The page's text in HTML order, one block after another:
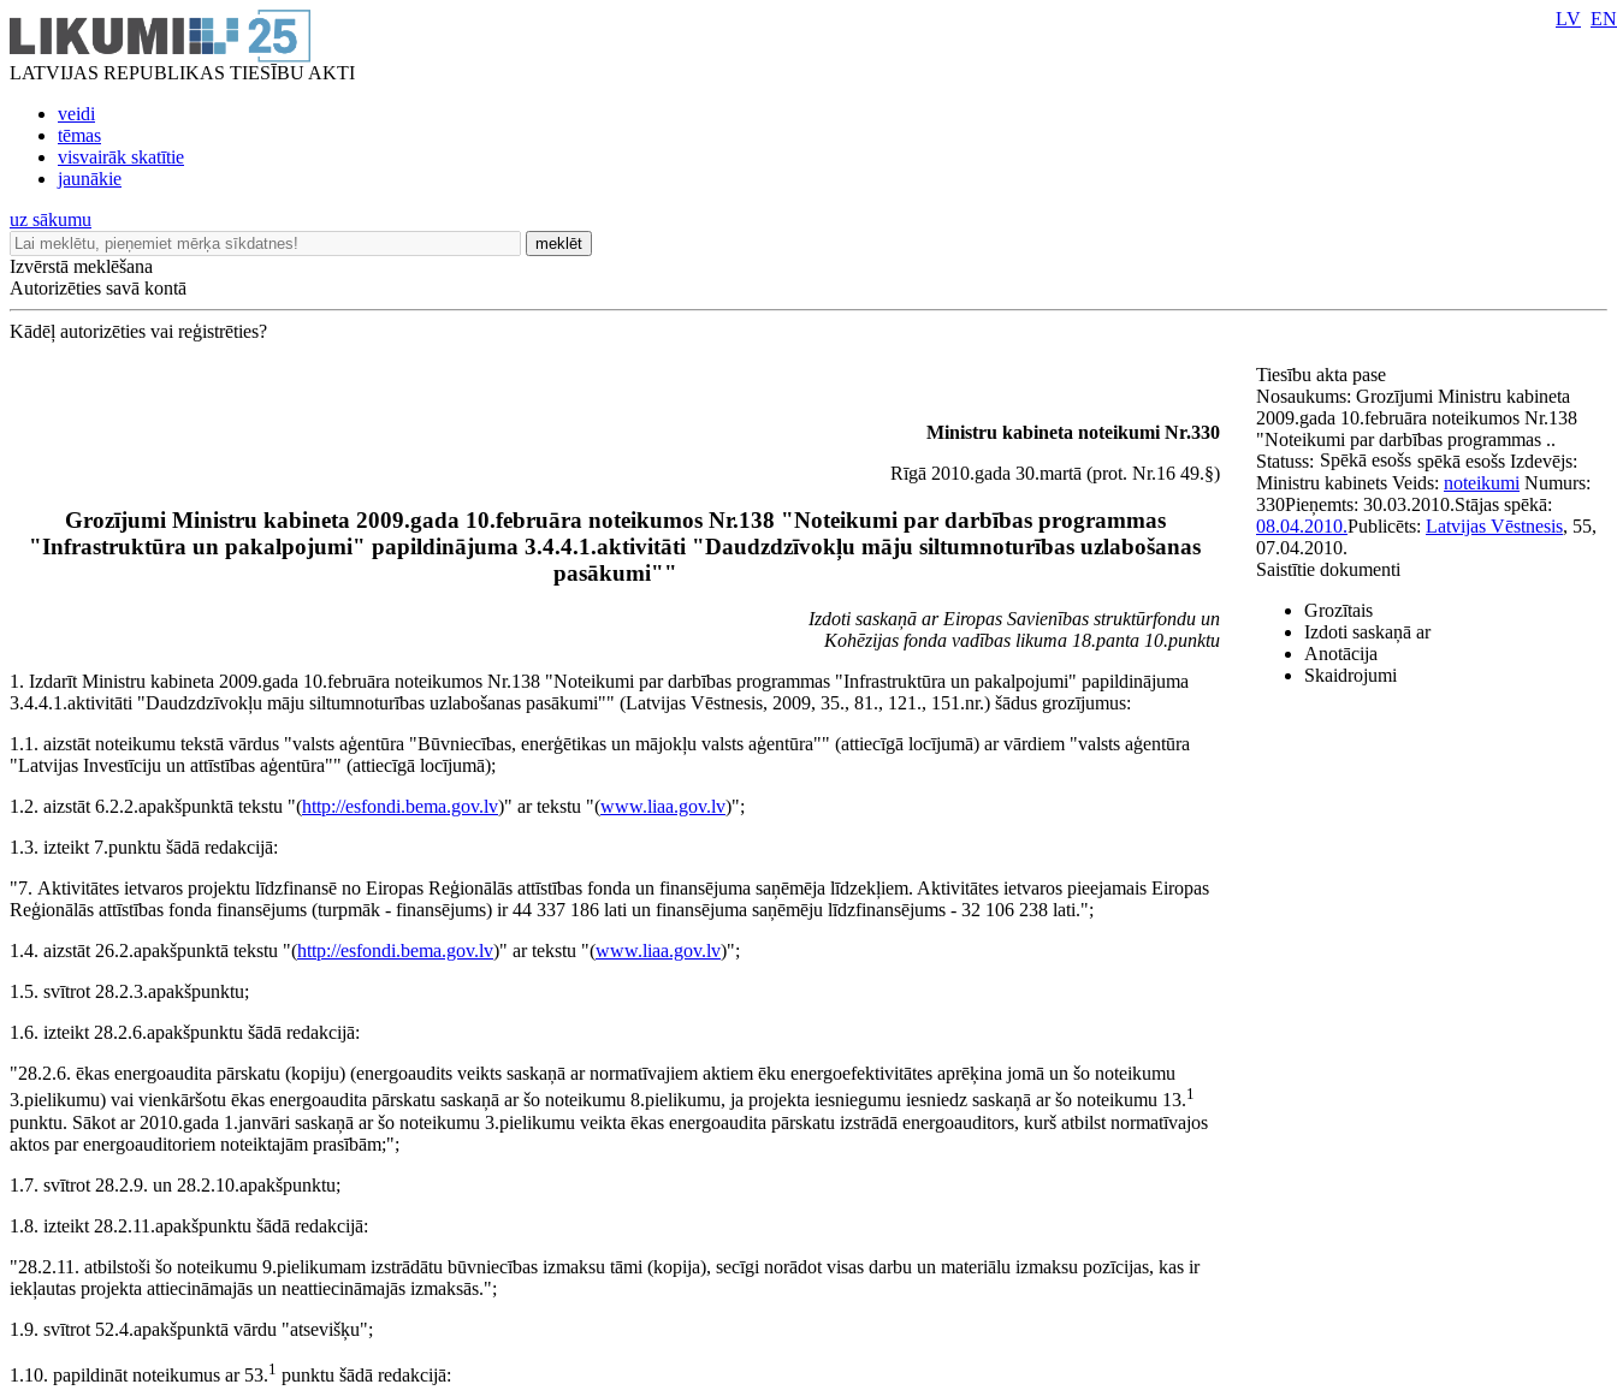
LATVIJAS REPUBLIKAS TIESĪBU AKTI
veidi
tēmas
visvairāk skatītie
jaunākie
LV EN
uz sākumu
meklēt
Izvērstā meklēšana
Autorizēties savā kontā
Kādēļ autorizēties vai reģistrēties?
Ministru kabineta noteikumi Nr.330
Rīgā 2010.gada 30.martā (prot. Nr.16 49.§)
Grozījumi Ministru kabineta 2009.gada 10.februāra noteikumos Nr.138 "Noteikumi par darbības programmas
"Infrastruktūra un pakalpojumi" papildinājuma 3.4.4.1.aktivitāti "Daudzdzīvokļu māju siltumnoturības uzlabošanas
pasākumi""
Izdoti saskaņā ar Eiropas Savienības struktūrfondu un
Kohēzijas fonda vadības likuma 18.panta 10.punktu
1. Izdarīt Ministru kabineta 2009.gada 10.februāra noteikumos Nr.138 "Noteikumi par darbības programmas "Infrastruktūra un pakalpojumi" papildinājuma
3.4.4.1.aktivitāti "Daudzdzīvokļu māju siltumnoturības uzlabošanas pasākumi"" (Latvijas Vēstnesis, 2009, 35., 81., 121., 151.nr.) šādus grozījumus:
1.1. aizstāt noteikumu tekstā vārdus "valsts aģentūra "Būvniecības, enerģētikas un mājokļu valsts aģentūra"" (attiecīgā locījumā) ar vārdiem "valsts aģentūra
"Latvijas Investīciju un attīstības aģentūra"" (attiecīgā locījumā);
1.2. aizstāt 6.2.2.apakšpunktā tekstu "(http://esfondi.bema.gov.lv)" ar tekstu "(www.liaa.gov.lv)";
1.3. izteikt 7.punktu šādā redakcijā:
"7. Aktivitātes ietvaros projektu līdzfinansē no Eiropas Reģionālās attīstības fonda un finansējuma saņēmēja līdzekļiem. Aktivitātes ietvaros pieejamais Eiropas
Reģionālās attīstības fonda finansējums (turpmāk - finansējums) ir 44 337 186 lati un finansējuma saņēmēju līdzfinansējums - 32 106 238 lati.";
1.4. aizstāt 26.2.apakšpunktā tekstu "(http://esfondi.bema.gov.lv)" ar tekstu "(www.liaa.gov.lv)";
1.5. svītrot 28.2.3.apakšpunktu;
1.6. izteikt 28.2.6.apakšpunktu šādā redakcijā:
"28.2.6. ēkas energoaudita pārskatu (kopiju) (energoaudits veikts saskaņā ar normatīvajiem aktiem ēku energoefektivitātes aprēķina jomā un šo noteikumu
3.pielikumu) vai vienkāršotu ēkas energoaudita pārskatu saskaņā ar šo noteikumu 8.pielikumu, ja projekta iesniegumu iesniedz saskaņā ar šo noteikumu 13.1
punktu. Sākot ar 2010.gada 1.janvāri saskaņā ar šo noteikumu 3.pielikumu veikta ēkas energoaudita pārskatu izstrādā energoauditors, kurš atbilst normatīvajos
aktos par energoauditoriem noteiktajām prasībām;";
1.7. svītrot 28.2.9. un 28.2.10.apakšpunktu;
1.8. izteikt 28.2.11.apakšpunktu šādā redakcijā:
"28.2.11. atbilstoši šo noteikumu 9.pielikumam izstrādātu būvniecības izmaksu tāmi (kopija), secīgi norādot visas darbu un materiālu izmaksu pozīcijas, kas ir
iekļautas projekta attiecināmajās un neattiecināmajās izmaksās.";
1.9. svītrot 52.4.apakšpunktā vārdu "atsevišķu";
1.10. papildināt noteikumus ar 53.1 punktu šādā redakcijā:
Tiesību akta pase
Nosaukums: Grozījumi Ministru kabineta
2009.gada 10.februāra noteikumos Nr.138
"Noteikumi par darbības programmas ..
Statuss: Spēkā esošs spēkā esošs Izdevējs:
Ministru kabinets Veids: noteikumi Numurs:
330Pieņemts: 30.03.2010.Stājas spēkā:
08.04.2010.Publicēts: Latvijas Vēstnesis, 55,
07.04.2010.
Saistītie dokumenti
Grozītais
Izdoti saskaņā ar
Anotācija
Skaidrojumi